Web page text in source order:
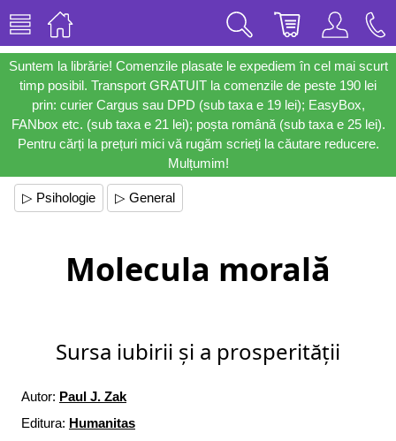
Suntem la librărie! Comenzile plasate le expediem în cel mai scurt
timp posibil. Transport GRATUIT la comenzile de peste 190 lei
prin: curier Cargus sau DPD (sub taxa e 19 lei); EasyBox,
FANbox etc. (sub taxa e 21 lei); poșta română (sub taxa e 25 lei).
Pentru cărți la prețuri mici vă rugăm scrieți la căutare reducere.
Mulțumim!
▷ Psihologie ▷ General
Molecula morală
Sursa iubirii și a prosperității
Autor: Paul J. Zak
Editura: Humanitas